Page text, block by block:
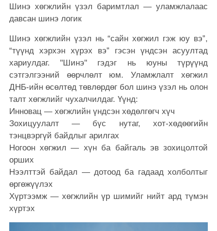
Шинэ хөгжлийн үзэл баримтлал — уламжлалаас
давсан шинэ логик
Шинэ хөгжлийн үзэл нь “сайн хөгжил гэж юу вэ”,
“түүнд хэрхэн хүрэх вэ” гэсэн үндсэн асуултад
хариулдаг. "Шинэ" гэдэг нь юуны түрүүнд
сэтгэлгээний өөрчлөлт юм. Уламжлалт хөгжил
ДНБ-ийн өсөлтөд төвлөрдөг бол шинэ үзэл нь олон
талт хөгжлийг чухалчилдаг. Үүнд:
Инновац — хөгжлийн үндсэн хөдөлгөгч хүч
Зохицуулалт — бүс нутаг, хот-хөдөөгийн
тэнцвэргүй байдлыг арилгах
Ногоон хөгжил — хүн ба байгаль эв зохицолтой
орших
Нээлттэй байдал — дотоод ба гадаад холболтыг
өргөжүүлэх
Хүртээмж — хөгжлийн үр шимийг нийт ард түмэн
хүртэх